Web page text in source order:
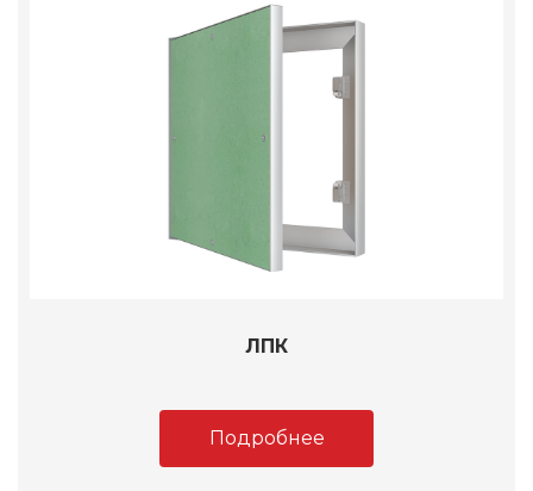
ЛПК
Подробнее